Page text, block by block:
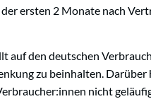
ersten 2 Monate nach
auf den deutschen
zu beinhalten. Darüber
nicht